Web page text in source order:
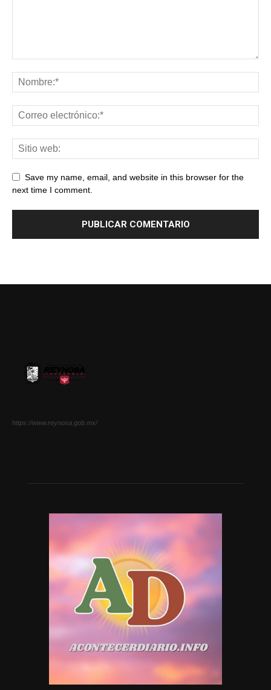
Save my name, email, and website in this browser for the
next time I comment.
https://www.reynosa.gob.mx/